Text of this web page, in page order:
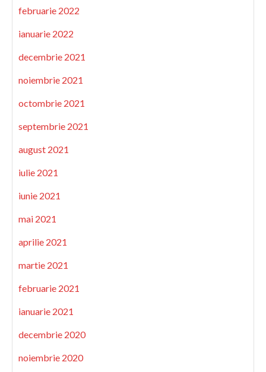
februarie 2022
ianuarie 2022
decembrie 2021
noiembrie 2021
octombrie 2021
septembrie 2021
august 2021
iulie 2021
iunie 2021
mai 2021
aprilie 2021
martie 2021
februarie 2021
ianuarie 2021
decembrie 2020
noiembrie 2020